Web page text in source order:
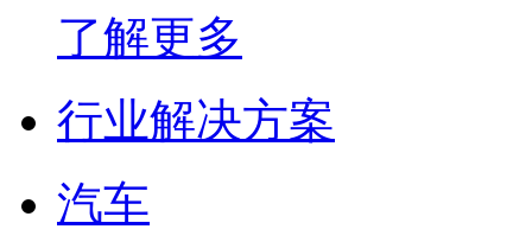
了解更多
行业解决方案
汽车